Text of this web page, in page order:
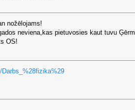
nožēlojams!
neviena,kas pietuvosies kaut tuvu
OS!